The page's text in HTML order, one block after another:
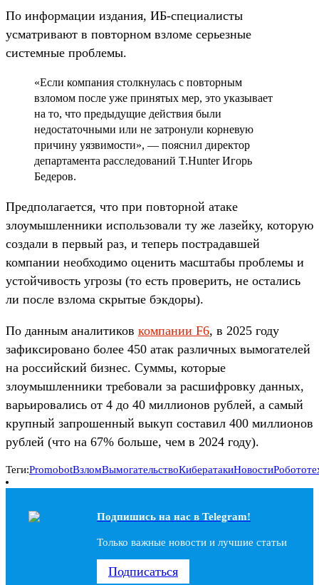
По информации издания, ИБ-специалисты
усматривают в повторном взломе серьезные
системные проблемы.
«Если компания столкнулась с повторным
взломом после уже принятых мер, это указывает
на то, что предыдущие действия были
недостаточными или не затронули корневую
причину уязвимости», — пояснил директор
департамента расследований T.Hunter Игорь
Бедеров.
Предполагается, что при повторной атаке
злоумышленники использовали ту же лазейку, которую
создали в первый раз, и теперь пострадавшей
компании необходимо оценить масштабы проблемы и
устойчивость угрозы (то есть проверить, не остались
ли после взлома скрытые бэкдоры).
По данным аналитиков компании F6, в 2025 году
зафиксировано более 450 атак различных вымогателей
на российский бизнес. Суммы, которые
злоумышленники требовали за расшифровку данных,
варьировались от 4 до 40 миллионов рублей, а самый
крупный запрошенный выкуп составил 400 миллионов
рублей (что на 67% больше, чем в 2024 году).
Теги:PromobotВзломВымогательствоКибератакиНовости
Подпишись на наc в Telegram!
Только важные новости и лучшие статьи
Подписаться